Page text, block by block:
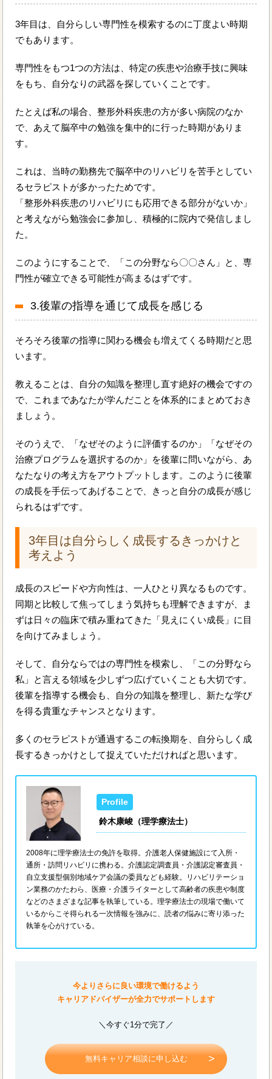
3年目は、自分らしい専門性を模索するのに丁度よい時期
でもあります。
専門性をもつ1つの方法は、特定の疾患や治療手技に興味
をもち、自分なりの武器を探していくことです。
たとえば私の場合、整形外科疾患の方が多い病院のなか
で、あえて脳卒中の勉強を集中的に行った時期がありま
す。
これは、当時の勤務先で脳卒中のリハビリを苦手としてい
るセラピストが多かったためです。
「整形外科疾患のリハビリにも応用できる部分がないか」
と考えながら勉強会に参加し、積極的に院内で発信しまし
た。
このようにすることで、「この分野なら〇〇さん」と、専
門性が確立できる可能性が高まるはずです。
3.後輩の指導を通じて成長を感じる
そろそろ後輩の指導に関わる機会も増えてくる時期だと思
います。
教えることは、自分の知識を整理し直す絶好の機会ですの
で、これまであなたが学んだことを体系的にまとめておき
ましょう。
そのうえで、「なぜそのように評価するのか」「なぜその
治療プログラムを選択するのか」を後輩に問いながら、あ
なたなりの考え方をアウトプットします。このように後輩
の成長を手伝ってあげることで、きっと自分の成長が感じ
られるはずです。
3年目は自分らしく成長するきっかけと
考えよう
成長のスピードや方向性は、一人ひとり異なるものです。
同期と比較して焦ってしまう気持ちも理解できますが、ま
ずは日々の臨床で積み重ねてきた「見えにくい成長」に目
を向けてみましょう。
そして、自分ならではの専門性を模索し、「この分野なら
私」と言える領域を少しずつ広げていくことも大切です。
後輩を指導する機会も、自分の知識を整理し、新たな学び
を得る貴重なチャンスとなります。
多くのセラピストが通過するこの転換期を、自分らしく成
長するきっかけとして捉えていただければと思います。
鈴木康峻（理学療法士）
2008年に理学療法士の免許を取得。介護老人保健施設にて入所・
通所・訪問リハビリに携わる。介護認定調査員・介護認定審査員・
自立支援型個別地域ケア会議の委員なども経験。リハビリテーショ
ン業務のかたわら、医療・介護ライターとして高齢者の疾患や制度
などのさまざまな記事を執筆している。理学療法士の現場で働いて
いるからこそ得られる一次情報を強みに、読者の悩みに寄り添った
執筆を心がけている。
今よりさらに良い環境で働けるよう
キャリアドバイザーが全力でサポートします
＼今すぐ1分で完了／
無料キャリア相談に申し込む